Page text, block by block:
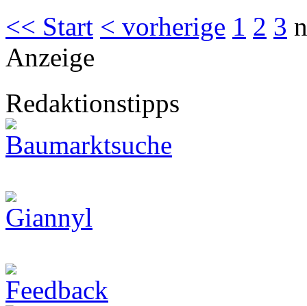
<< Start < vorherige 1 2 3
Anzeige
Redaktionstipps